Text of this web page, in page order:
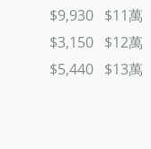
$9,930
$11萬
$3,150
$12萬
$5,440 $13萬